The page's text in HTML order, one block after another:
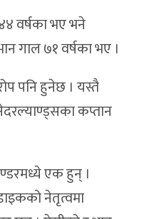
वर्षका भए भने
गाल ७१ वर्षका भए ।
पनि हुनेछ । यस्तै
कप्तान
एक हुन् ।
नेतृत्वमा